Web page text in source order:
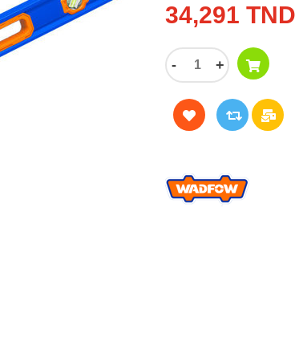
34,291 TND
- +